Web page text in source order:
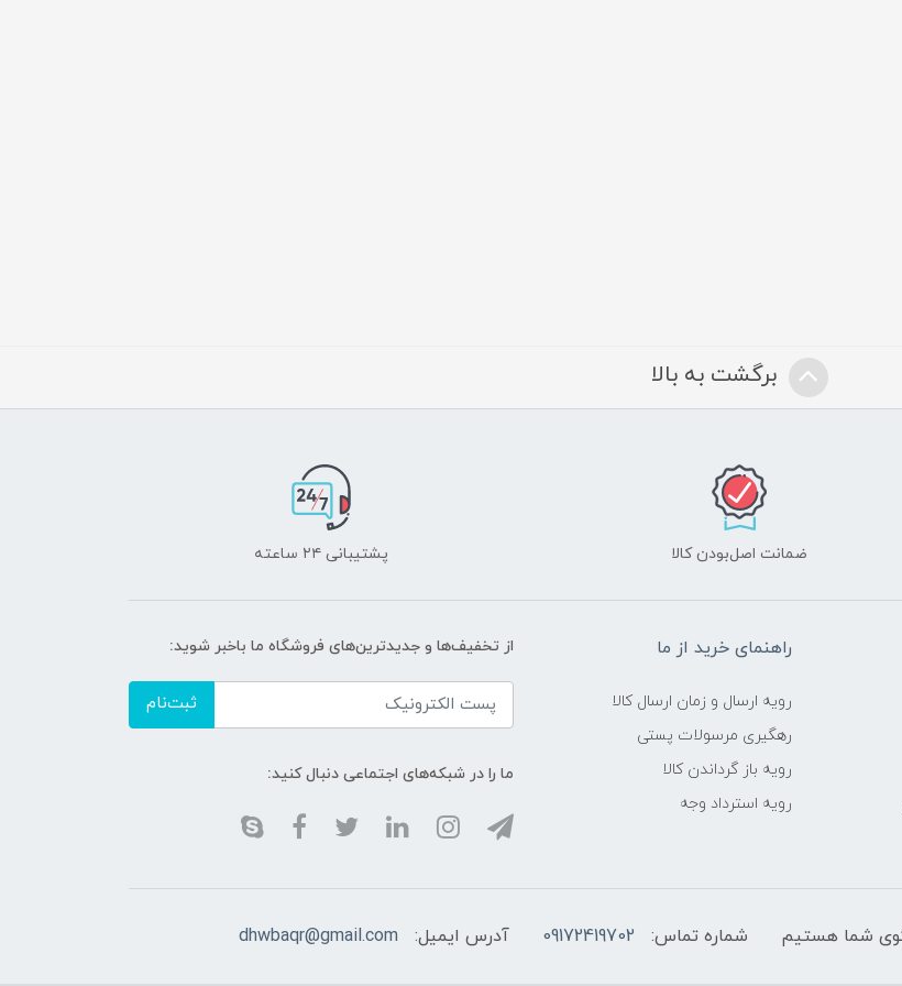
برگشت به بالا
ضمانت اصل‌بودن کالا پشتیبانی ۲۴ ساعته
راهنمای خرید از ما
رویه ارسال و زمان ارسال کالا
رهگیری مرسولات پستی
رویه باز گرداندن کالا
رویه استرداد وجه
از تخفیف‌ها و جدیدترین‌های فروشگاه ما باخبر شوید:
ثبت‌نام
ما را در شبکه‌های اجتماعی دنبال کنید:
شماره تماس: 09172419702 آدرس ایمیل: dhwbaqr@gmail.com